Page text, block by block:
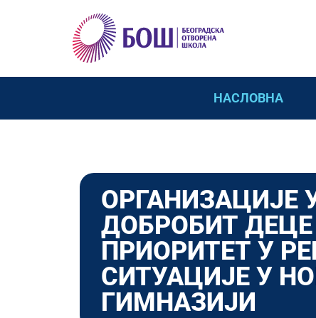
НАСЛОВНА
ОРГАНИЗАЦИЈЕ
ДОБРОБИТ
ПРИОРИТЕТ У
СИТУАЦИЈЕ У
ГИМНАЗИЈИ